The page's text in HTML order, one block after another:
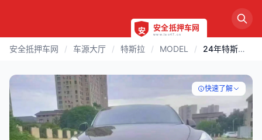
安全抵押车网 / 车源大厅 / 特斯拉 / MODEL / 24年特斯拉Model Y
快速了解